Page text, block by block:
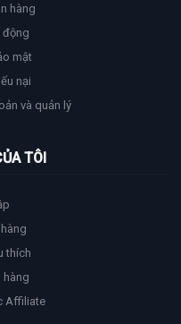
hàng
động
mật
nại
và quản lý
TÔI
thích
hàng
Affiliate